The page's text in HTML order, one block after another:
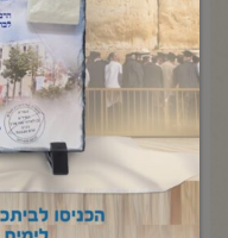
הרב יורם
היומי-ואהבת
תמוז תשפ"ו
cookies and